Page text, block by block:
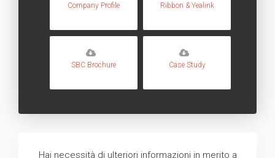
Company Profile Ribbon & Yealink
SBC Brochure Case Study
Hai necessità di ulteriori informazioni in merito a